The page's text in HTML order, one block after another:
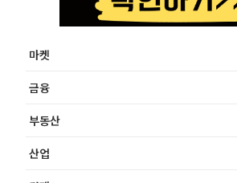
마켓
금융
부동산
산업